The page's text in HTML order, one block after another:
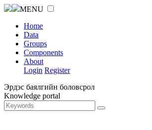
MENU
Home
Data
Groups
Components
About
Login Register
Эрдэс баялгийн боловсрол
Knowledge portal